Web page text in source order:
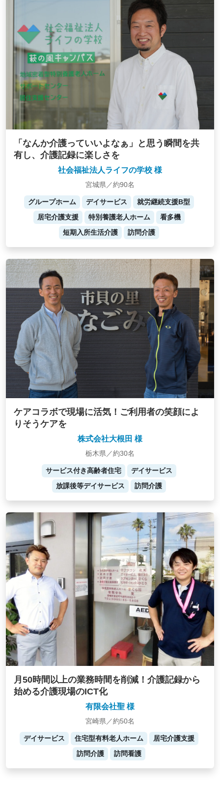
「なんか介護っていいよなぁ」と思う瞬間を共
有し、介護記録に楽しさを
社会福祉法人ライフの学校 様
宮城県／約90名
グループホーム デイサービス
就労継続支援B型
居宅介護支援
特別養護老人ホーム
看多機
短期入所生活介護
訪問介護
ケアコラボで現場に活気！ご利用者の笑顔によ
りそうケアを
株式会社大根田 様
栃木県／約30名
サービス付き高齢者住宅
デイサービス
放課後等デイサービス
訪問介護
月50時間以上の業務時間を削減！介護記録から
始める介護現場のICT化
有限会社聖 様
宮崎県／約50名
デイサービス 住宅型有料老人ホーム
居宅介護支援
訪問介護
訪問看護